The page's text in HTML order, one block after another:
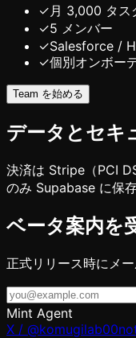
✓月 3,000 タス
✓5 メンバー
✓Salesforce /
✓個別オンボー
Team を始める
データとセキ
決済は Stripe（PCI
のみ Supabase に保
ベータ案内を
正式リリース時にメ
Mint Agent
X / @komugilab00